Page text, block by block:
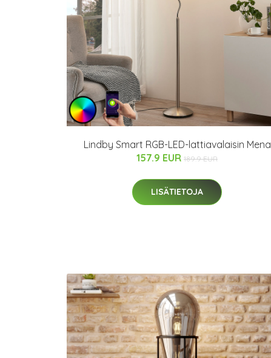
Lindby Smart RGB-LED-lattiavalaisin Mena
157.9 EUR 189.9 EUR
LISÄTIETOJA